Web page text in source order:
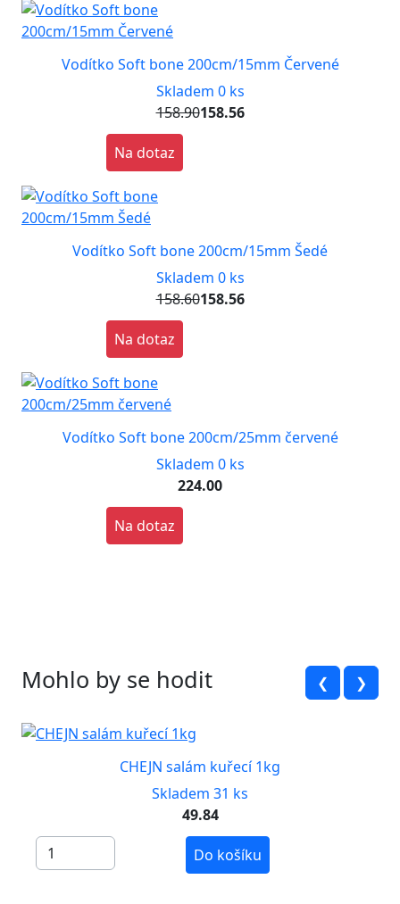
Vodítko Soft bone 200cm/15mm Červené
Skladem 0 ks
158.90158.56
Na dotaz
Vodítko Soft bone 200cm/15mm Šedé
Skladem 0 ks
158.60158.56
Na dotaz
Vodítko Soft bone 200cm/25mm červené
Skladem 0 ks
224.00
Na dotaz
Mohlo by se hodit ❮ ❯
CHEJN salám kuřecí 1kg
Skladem 31 ks
49.84
Do košíku